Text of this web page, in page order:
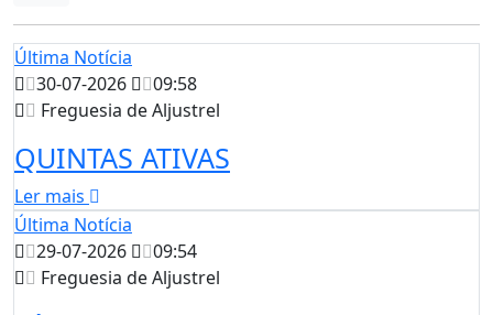
Última Notícia
30-07-2026
09:58
Freguesia de Aljustrel
QUINTAS ATIVAS
Ler mais
Última Notícia
29-07-2026
09:54
Freguesia de Aljustrel